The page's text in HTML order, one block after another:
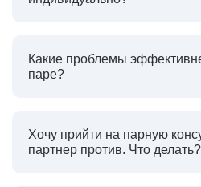
Какие проблемы
паре?
Хочу прийти на парную
партнер против. Что делать?